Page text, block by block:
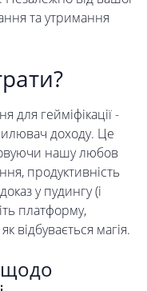
та утримання
для гейміфікації -
доходу. Це
нашу любов
продуктивність
у пудингу (і
платформу,
відбувається магія.
щодо